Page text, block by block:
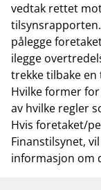
vedtak rettet
pålegge
ilegge
trekke tilbake en
Hvilke former
av hvilke regler
Hvis foretaket/
Finanstilsynet,
informasjon om